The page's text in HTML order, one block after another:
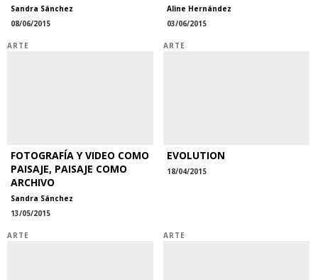
Sandra Sánchez
08/06/2015
Aline Hernández
03/06/2015
ARTE
FOTOGRAFÍA Y VIDEO COMO
PAISAJE, PAISAJE COMO
ARCHIVO
Sandra Sánchez
13/05/2015
ARTE
EVOLUTION
18/04/2015
ARTE ARTE